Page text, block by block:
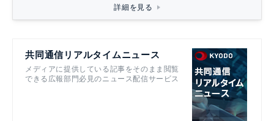
詳細を見る
共同通信リアルタイムニュース
メディアに提供している記事をそのまま閲覧
できる広報部門必見のニュース配信サービス